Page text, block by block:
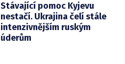
Stávající pomoc Kyjevu
nestačí. Ukrajina čelí stále
intenzivnějším ruským
úderům